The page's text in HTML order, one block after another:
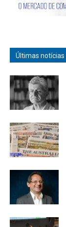
Últimas notícias